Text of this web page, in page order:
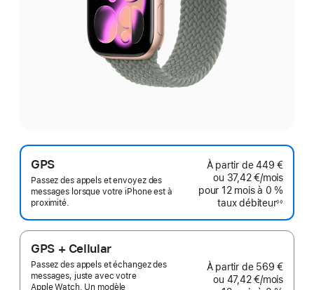
GPS
Passez des appels et envoyez des
messages lorsque votre iPhone est à
proximité.
À partir de449 €
ou 37,42 €/mois
pour 12 mois à 0 %
taux débiteur
de
◊◊
GPS + Cellular
Passez des appels et échangez des
messages, juste avec votre
Apple Watch. Un modèle
À partir de 569 €
ou 47,42 €/mois